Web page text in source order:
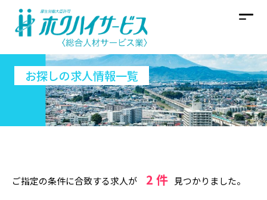
お探しの求人情報一覧
ご指定の条件に合致する求人が 2 件 見つかりました。